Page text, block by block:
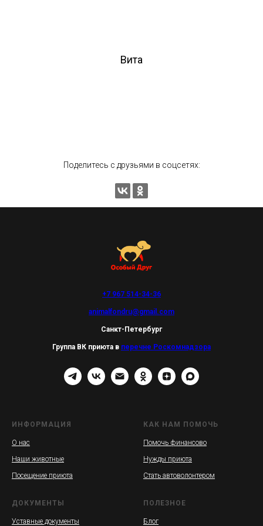
Вита
Поделитесь с друзьями в соцсетях:
+7 967 514-34-36
animalfondru@gmail.com
Санкт-Петербург
Группа ВК приюта в перечне Роскомнадзора
ИНФОРМАЦИЯ
О нас
Наши животные
Посещение приюта
КАК НАМ ПОМОЧЬ
Помочь финансово
Нужды приюта
Стать автоволонтером
ДОКУМЕНТЫ
Уставные документы
ПОЛЕЗНОЕ
Блог